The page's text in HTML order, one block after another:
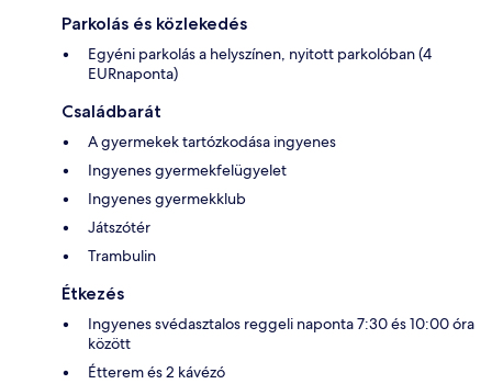
Parkolás és közlekedés
Egyéni parkolás a helyszínen, nyitott parkolóban (4
EURnaponta)
Családbarát
A gyermekek tartózkodása ingyenes
Ingyenes gyermekfelügyelet
Ingyenes gyermekklub
Játszótér
Trambulin
Étkezés
Ingyenes svédasztalos reggeli naponta 7:30 és 10:00 óra
között
Étterem és 2 kávézó